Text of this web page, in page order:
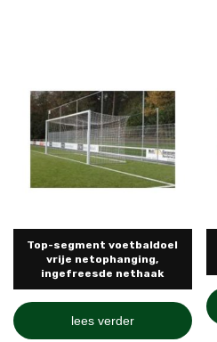
Top-segment voetbaldoel
vrije netophanging,
ingefreesde nethaak
lees verder